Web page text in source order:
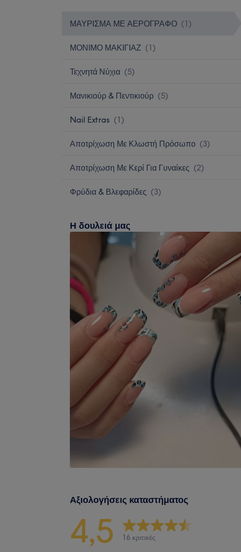
ΜΑΥΡΙΣΜΑ ΜΕ ΑΕΡΟΓΡΑΦΟ (1 )
ΜΟΝΙΜΟ ΜΑΚΙΓΙΑΖ (1)
Τεχνητά Νύχια (5)
Μανικιούρ & Πεντικιούρ (5)
Nail Extras (1)
Αποτρίχωση Με Κλωστή Πρόσωπο (3)
Αποτρίχωση Με Κερί Για Γυναίκες (2)
Φρύδια & Βλεφαρίδες (3)
Η δουλειά μας
Αξιολογήσεις καταστήματος
4,5 16 κριτικές